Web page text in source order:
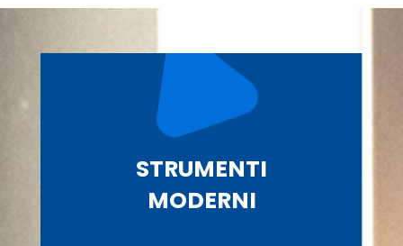
STRUMENTI
MODERNI